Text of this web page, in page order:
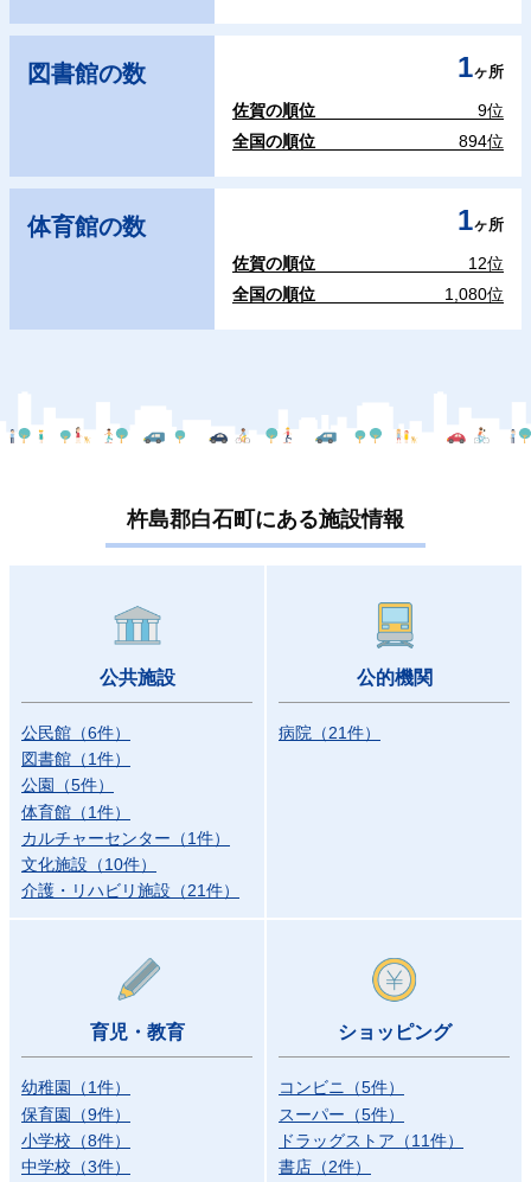
図書館の数 1ヶ所
佐賀の順位
9位
全国の順位
894位
体育館の数 1ヶ所
佐賀の順位
12位
全国の順位
1,080位
杵島郡白石町にある施設情報
公共施設
公民館 （6件）
図書館 （1件）
公園
（5件）
体育館 （1件）
カルチャーセンター （1件）
文化施設 （10件）
介護・リハビリ施設 （21件）
公的機関
病院 （21件）
育児・教育
幼稚園 （1件）
保育園 （9件）
小学校 （8件）
中学校 （3件）
ショッピング
コンビニ （5件）
スーパー （5件）
ドラッグストア （11件）
書店 （2件）